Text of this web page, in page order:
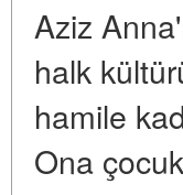
Aziz
halk
hamile
Ona